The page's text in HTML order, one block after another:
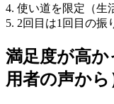
4. 使い道を限定（生
5. 2回目は1回目の振
満足度が高か
用者の声から